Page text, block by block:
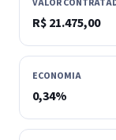
R$ 21.475,00
ECONOMIA
0,34%